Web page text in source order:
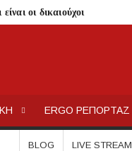
οι δικαιούχοι
ERGO ΡΕΠΟΡΤΑΖ
BLOG LIVE STREAM